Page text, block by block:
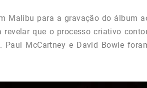
Malibu para a gravação do álbum
que o processo criativo
McCartney e David Bowie